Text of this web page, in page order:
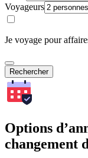
Voyageurs
Je voyage pour
Rechercher
Options
changement